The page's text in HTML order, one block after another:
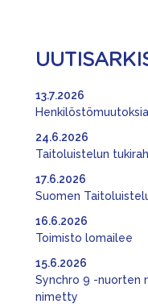
13.7.2026
Taitoluistelun
24.6.2026
Suomen
17.6.2026
Toimisto lomailee
16.6.2026
Synchro 9 -nuorten
nimetty
15.6.2026